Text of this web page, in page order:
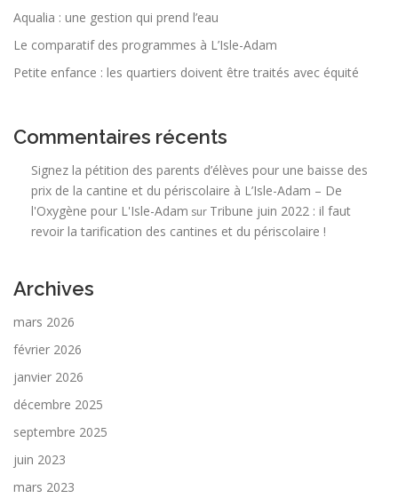
Aqualia : une gestion qui prend l’eau
Le comparatif des programmes à L’Isle-Adam
Petite enfance : les quartiers doivent être traités avec équité
Commentaires récents
Signez la pétition des parents d’élèves pour une baisse des
prix de la cantine et du périscolaire à L’Isle-Adam – De
l'Oxygène pour L'Isle-Adam sur Tribune juin 2022 : il faut
revoir la tarification des cantines et du périscolaire !
Archives
mars 2026
février 2026
janvier 2026
décembre 2025
septembre 2025
juin 2023
mars 2023